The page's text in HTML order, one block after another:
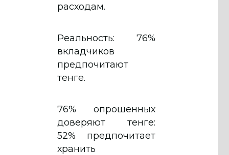
расходам.
Реальность: 76%
вкладчиков
предпочитают
тенге.
76% опрошенных
доверяют тенге:
52% предпочитает
хранить